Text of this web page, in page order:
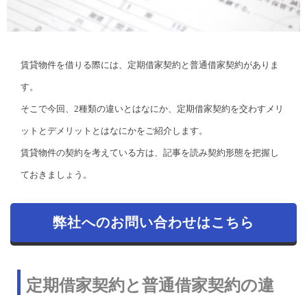
賃貸物件を借りる際には、定期借家契約と普通借家契約がありま
す。
そこで今回、2種類の違いとはなにか、定期借家契約を交わすメリ
ットとデメリットとはなにかをご紹介します。
賃貸物件の契約を考えている方は、記事を読み契約形態を把握し
ておきましょう。
弊社へのお問い合わせはこちら
定期借家契約と普通借家契約の違